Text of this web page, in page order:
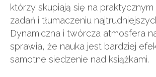
którzy skupiają się na
zadań i tłumaczeniu
Dynamiczna i twórcza atmosfera
sprawia, że nauka jest bardziej
samotne siedzenie nad książkami.